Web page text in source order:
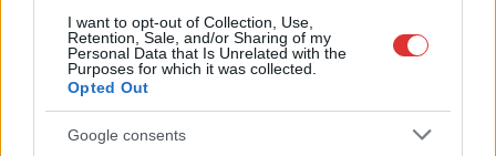
I want to opt-out of Collection, Use,
Retention, Sale, and/or Sharing of my
Personal Data that Is Unrelated with the
Purposes for which it was collected.
Opted Out
Google consents
sérült autót elkezdték
szétszedni. Ha a
tulajdonos valóban el akarja adni, vigyázó szemeit jobban
vesse a járműre, mert hamarosan egyre kevesebbet fog érni.
Már kifigyelték.